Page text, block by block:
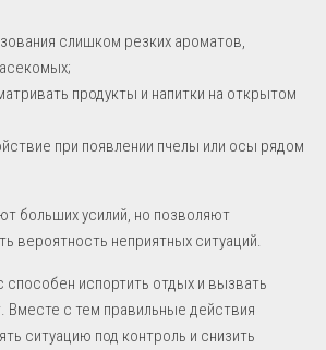
слишком резких ароматов,
продукты и напитки на открытом
при появлении пчелы или осы рядом
больших усилий, но позволяют
вероятность неприятных ситуаций.
испортить отдых и вызвать
Вместе с тем правильные действия
ситуацию под контроль и снизить